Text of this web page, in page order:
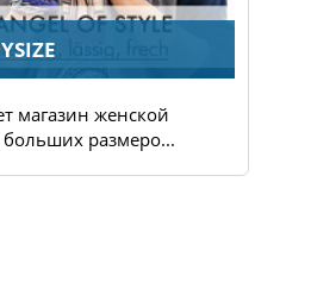
магазин женской
размеро...